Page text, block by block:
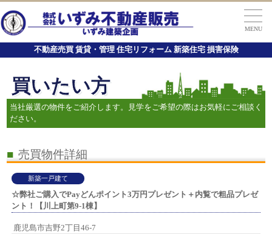
MENU
不動産売買 賃貸・管理 住宅リフォーム 新築住宅 損害保険
買いたい方
当社厳選の物件をご紹介します。見学をご希望の際はお気軽にご相談く
ださい。
■ 売買物件詳細
新築一戸建て
☆弊社ご購入でPayどんポイント3万円プレゼント＋内覧で粗品プレゼ
ント！【川上町第9-1棟】
鹿児島市吉野2丁目46-7